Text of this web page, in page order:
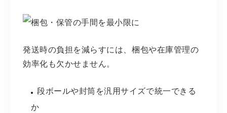
発送時の負担を減らすには、梱包や在庫管理の
効率化も欠かせません。
段ボールや封筒を汎用サイズで統一できる
か